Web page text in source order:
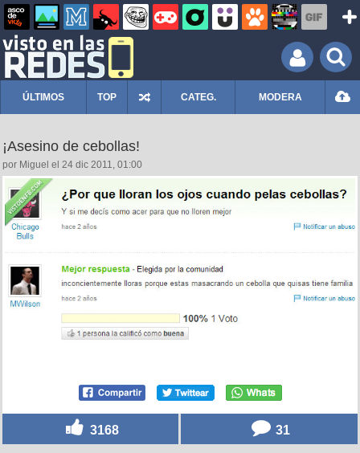
ÚLTIMOS TOP CATEG. MODERA
¡Asesino de cebollas!
por Miguel el 24 dic 2011, 01:00
3168 31